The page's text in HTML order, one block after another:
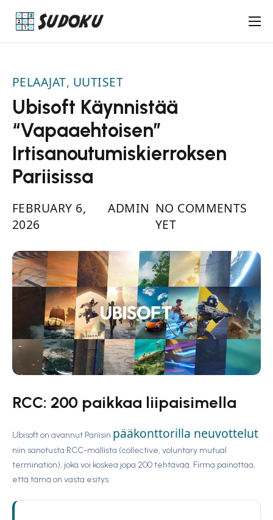
Keskivaikea Sudoku
Uutiset
Pelaajat
Ota yhteyttä
PELAAJAT, UUTISET
Ubisoft Käynnistää
“Vapaaehtoisen”
Irtisanoutumiskierroksen
Pariisissa
FEBRUARY 6,
2026
ADMIN NO COMMENTS
YET
RCC: 200 paikkaa liipaisimella
Ubisoft on avannut Pariisin pääkonttorilla neuvottelut
niin sanotusta RCC-mallista (collective, voluntary mutual
termination), joka voi koskea jopa 200 tehtävää. Firma painottaa,
että tämä on vasta esitys: